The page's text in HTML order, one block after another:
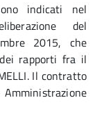
indicati nel
del
2015, che
rapporti fra il
Il contratto